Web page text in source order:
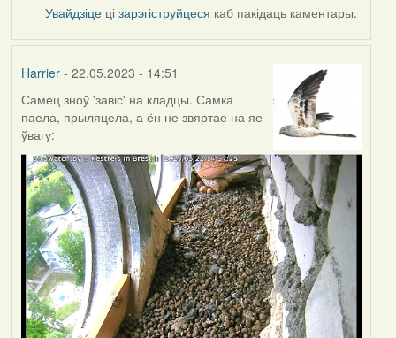
Увайдзіце цізарэгіструйцеся каб пакідаць каментары.
Harrier- 22.05.2023 - 14:51
Самец зноў 'завіс' на кладцы. Самка
паела, прыляцела, а ён не звяртае на яе
ўвагу: